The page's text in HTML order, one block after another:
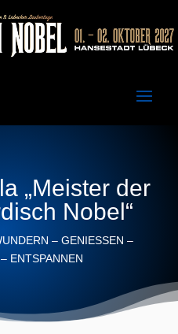
„Meister der
Nobel“
– GENIESSEN –
ENTSPANNEN